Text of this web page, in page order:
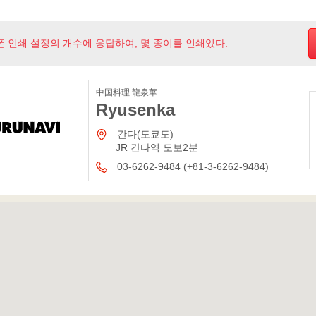
인쇄 설정의 개수에 응답하여, 몇 종이를 인쇄있다.
中国料理 龍泉華
Ryusenka
간다(도쿄도)
JR 간다역 도보2분
03-6262-9484 (+81-3-6262-9484)